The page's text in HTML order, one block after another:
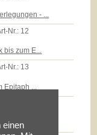
einen
- ...
Nr.: 12
bis zum E...
Nr.: 13
...
dem Sc...